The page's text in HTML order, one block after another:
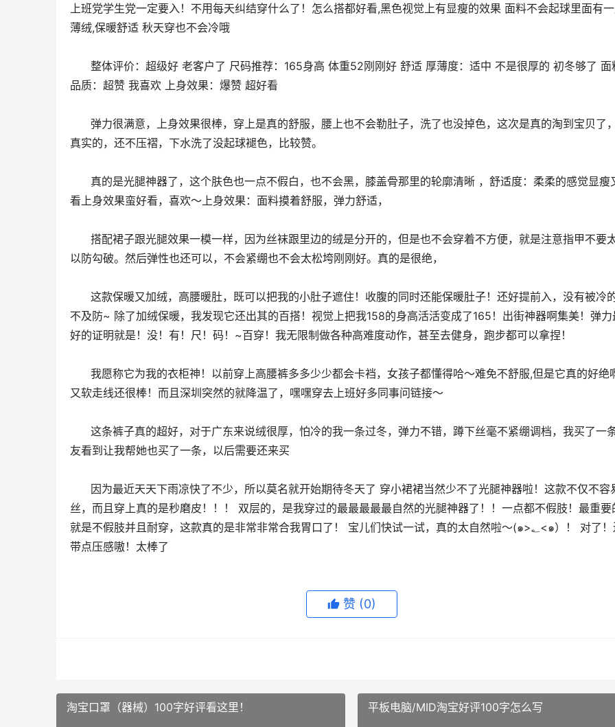
上班党学生党一定要入！不用每天纠结穿什么了！怎么搭都好看,黑色视觉上有显瘦的效果 面料不会起球里面有
薄绒,保暖舒适 秋天穿也不会冷哦
品质：超赞 我喜欢 上身效果：爆赞 超好看
真实的，还不压褶，下水洗了没起球褪色，比较赞。
看上身效果蛮好看，喜欢～上身效果：面料摸着舒服，弹力舒适，
以防勾破。然后弹性也还可以，不会紧绷也不会太松垮刚刚好。真的是很绝，
不及防~ 除了加绒保暖，我发现它还出其的百搭！视觉上把我158的身高活活变成了165！出街神器啊集美！弹力
好的证明就是！没！有！尺！码！~百穿！我无限制做各种高难度动作，甚至去健身，跑步都可以拿捏！
又软走线还很棒！而且深圳突然的就降温了，嘿嘿穿去上班好多同事问链接～
友看到让我帮她也买了一条，以后需要还来买
丝，而且穿上真的是秒磨皮！！！ 双层的，是我穿过的最最最最最自然的光腿神器了！！一点都不假肢！最重要
就是不假肢并且耐穿，这款真的是非常非常合我胃口了！ 宝儿们快试一试，真的太自然啦～(๑>؂<๑）！ 对了！还
带点压感嗷！太棒了
赞 (0)
淘宝口罩（器械）100字好评看这里！ 平板电脑/MID淘宝好评100字怎么写